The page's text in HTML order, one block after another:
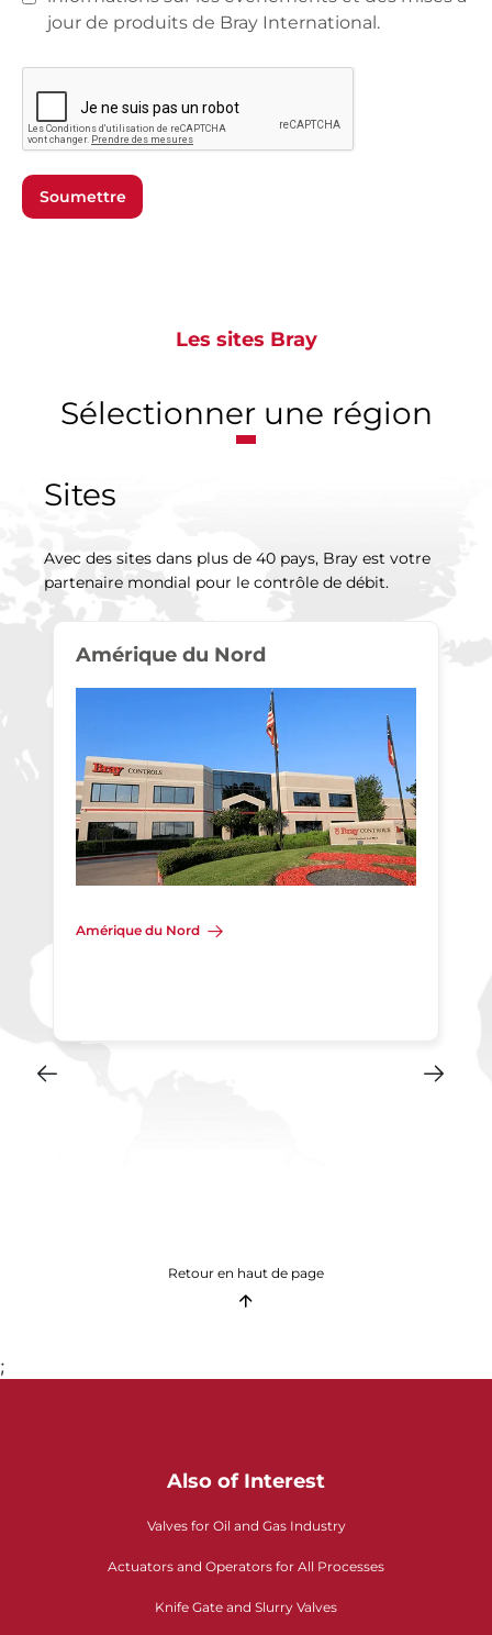
jour de produits de Bray International.
Soumettre
Les sites Bray
Sélectionner une région
Sites
Avec des sites dans plus de 40 pays, Bray est votre
partenaire mondial pour le contrôle de débit.
Amérique du Nord
Amérique du Nord
Retour en haut de page
;
Also of Interest
Valves for Oil and Gas Industry
Actuators and Operators for All Processes
Knife Gate and Slurry Valves